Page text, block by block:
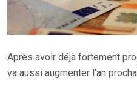
Après avoir déjà fortement
va aussi augmenter l’an